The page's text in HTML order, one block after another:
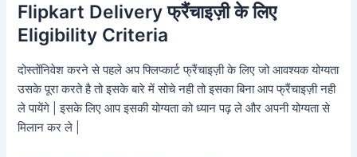
Flipkart Delivery फ्रैंचाइज़ी के लिए
Eligibility Criteria
दोस्तोंनिवेश करने से पहले अप फ्लिप्कार्ट फ्रैंचाइज़ी के लिए जो आवश्यक योग्यता
उसके पूरा करते है तो इसके बारे में सोचे नही तो इसका बिना आप फ्रैंचाइज़ी नही
ले पायेंगे | इसके लिए आप इसकी योग्यता को ध्यान पढ़ ले और अपनी योग्यता से
मिलान कर ले |